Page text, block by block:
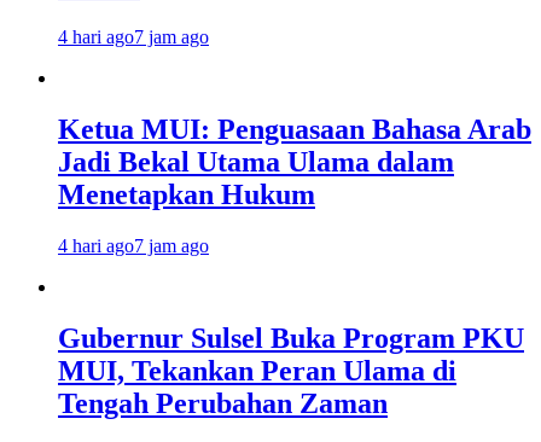
4 hari ago7 jam ago
Ketua MUI: Penguasaan Bahasa Arab
Jadi Bekal Utama Ulama dalam
Menetapkan Hukum
4 hari ago7 jam ago
Gubernur Sulsel Buka Program PKU
MUI, Tekankan Peran Ulama di
Tengah Perubahan Zaman